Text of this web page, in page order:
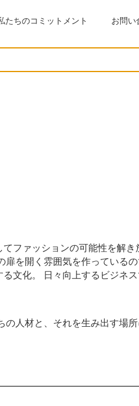
たちのコミットメント お問い
ファッションの可能性を解き
を開く雰囲気を作っている
文化。 日々向上するビジネ
人材と、それを生み出す場